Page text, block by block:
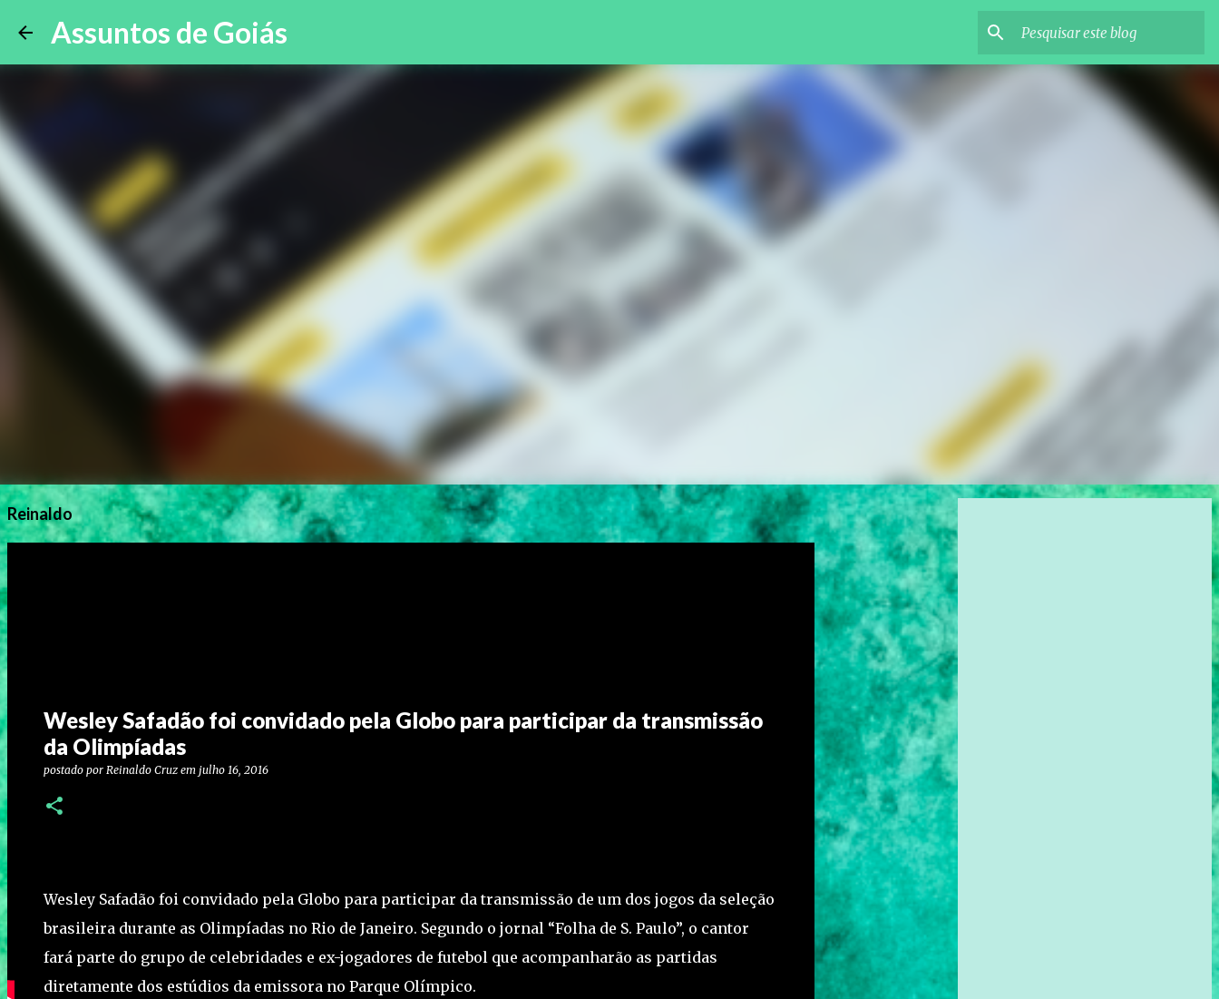
Assuntos de Goiás
Reinaldo
Wesley Safadão foi convidado pela Globo para participar da transmissão
da Olimpíadas
postado por Reinaldo Cruz em julho 16, 2016
Wesley Safadão foi convidado pela Globo para participar da transmissão de um dos jogos da seleção
brasileira durante as Olimpíadas no Rio de Janeiro. Segundo o jornal “Folha de S. Paulo”, o cantor
fará parte do grupo de celebridades e ex-jogadores de futebol que acompanharão as partidas
diretamente dos estúdios da emissora no Parque Olímpico.